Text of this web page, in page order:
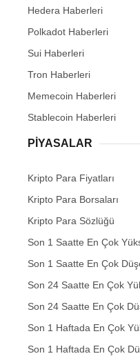
Hedera Haberleri
Polkadot Haberleri
Sui Haberleri
Tron Haberleri
Memecoin Haberleri
Stablecoin Haberleri
PIYASALAR
Kripto Para Fiyatları
Kripto Para Borsaları
Kripto Para Sözlüğü
Son 1 Saatte En Çok
Son 1 Saatte En Çok
Son 24 Saatte En Çok
Son 24 Saatte En Çok
Son 1 Haftada En Çok
Son 1 Haftada En Çok